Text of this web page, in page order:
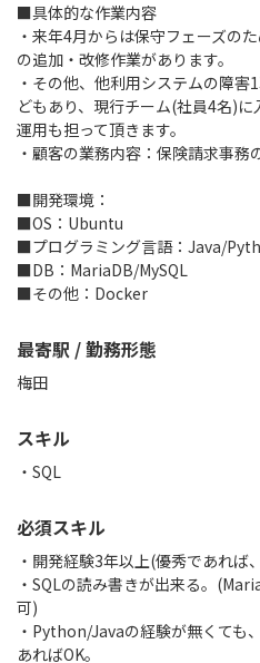
■具体的な作業内容
・来年4月からは保守フェーズの
の追加・改修作業があります。
・その他、他利用システムの障
どもあり、現行チーム(社員4名)に
運用も担って頂きます。
・顧客の業務内容：保険請求事務
■開発環境：
■OS：Ubuntu
■プログラミング言語：Java/
■DB：MariaDB/MySQL
■その他：Docker
最寄駅 / 勤務形態
梅田
スキル
SQL
必須スキル
・開発経験3年以上(優秀であれば
・SQLの読み書きが出来る。
可)
・Python/Javaの経験が無くても
あればOK。